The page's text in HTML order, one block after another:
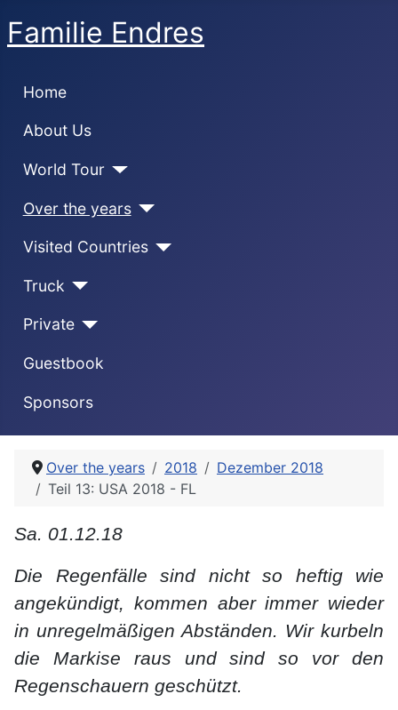
Familie Endres
Home
About Us
World Tour
Over the years
Visited Countries
Truck
Private
Guestbook
Sponsors
Over the years 2018
Dezember 2018
Teil 13: USA 2018 - FL
Sa. 01.12.18
Die Regenfälle sind nicht so heftig wie
angekündigt, kommen aber immer wieder
in unregelmäßigen Abständen. Wir kurbeln
die Markise raus und sind so vor den
Regenschauern geschützt.